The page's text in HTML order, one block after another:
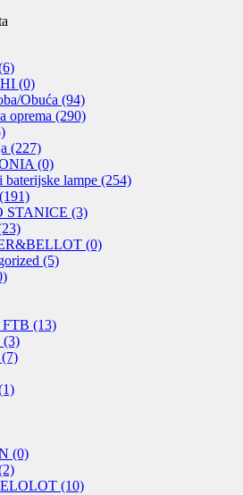
od
niže
ka
višoj
(0)
Obuća (94)
oprema (290)
(227)
(0)
baterijske lampe (254)
(191)
STANICE (3)
(0)
(5)
(13)
(3)
(7)
(0)
(10)